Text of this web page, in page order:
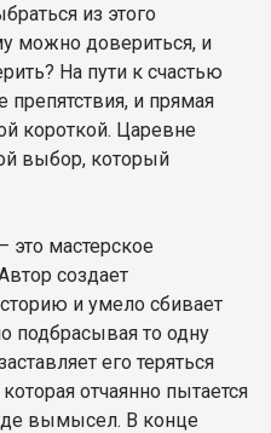
из этого
можно довериться, и
На пути к счастью
и прямая
короткой. Царевне
выбор, который
это мастерское
создает
и умело сбивает
подбрасывая то одну
его теряться
отчаянно пытается
вымысел. В конце